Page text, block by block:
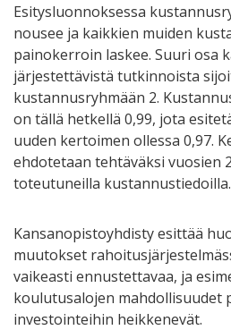
Esitysluonnoksessa
nousee ja kaikkien muiden
painokerroin laskee. Suuri osa
järjestettävistä tutkinnoista
kustannusryhmään 2.
on tällä hetkellä 0,99, jota
uuden kertoimen ollessa 0,97.
ehdotetaan tehtäväksi vuosien
toteutuneilla kustannustiedoilla.
Kansanopistoyhdisty esittää
muutokset
vaikeasti ennustettavaa, ja
koulutusalojen mahdollisuudet
investointeihin heikkenevät.